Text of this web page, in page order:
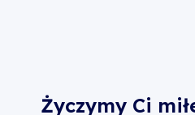
Życzymy Ci